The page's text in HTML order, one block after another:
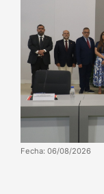
Fecha: 06/08/2026